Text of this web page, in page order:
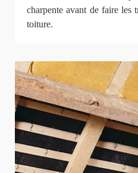
charpente avant de faire les
toiture.